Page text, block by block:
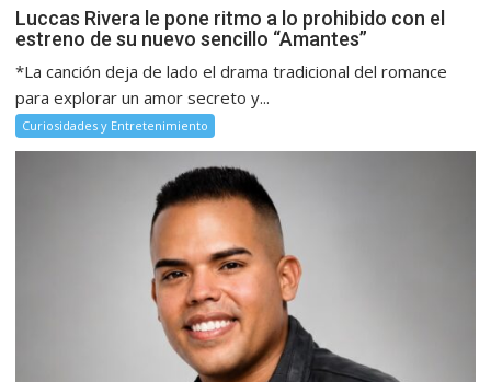
Luccas Rivera le pone ritmo a lo prohibido con el
estreno de su nuevo sencillo “Amantes”
*La canción deja de lado el drama tradicional del romance
para explorar un amor secreto y...
Curiosidades y Entretenimiento